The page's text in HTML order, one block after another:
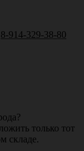
8-914-329-38-80
только тот
складе.